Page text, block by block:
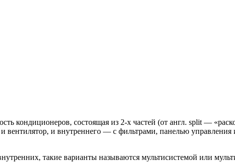
кондиционеров, состоящая из 2-х частей (от англ. split —
вентилятор, и внутреннего — с фильтрами, панелью
такие варианты называются мультисистемой или